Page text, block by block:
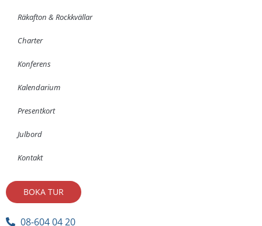
Räkafton & Rockkvällar
Charter
Konferens
Kalendarium
Presentkort
Julbord
Kontakt
BOKA TUR
08-604 04 20